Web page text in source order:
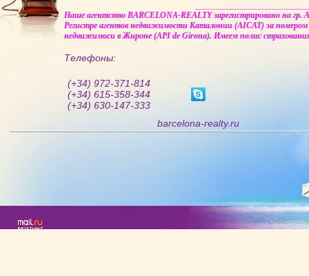
Наше агентство BARCELONA-REALTY зарегистрировано на гр.
Регистре агентов недвижимости Каталонии (AICAT) за
недвижимоси в Жироне (API de Girona). Имеем полис
Телефоны:
(+34) 972-371-814
(+34) 615-358-344
(+34) 630-147-333
barcelona-realty.ru